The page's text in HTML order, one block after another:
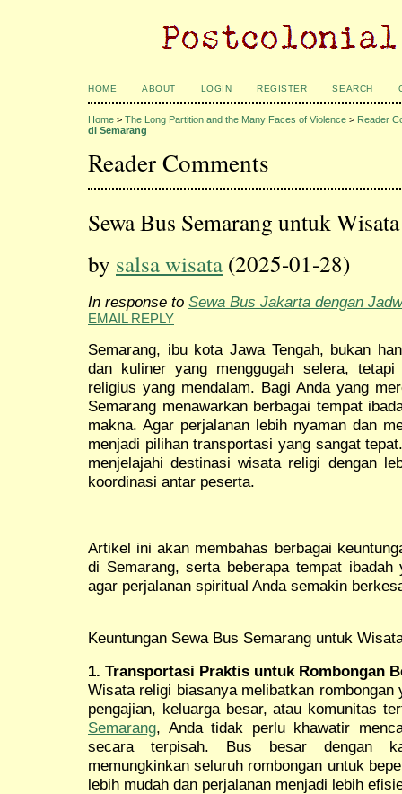
HOME ABOUT LOGIN REGISTER SEARCH
Home > The Long Partition and the Many Faces of Violence > Reader
di Semarang
Reader Comments
Sewa Bus Semarang untuk
by salsa wisata (2025-01-28)
In response to Sewa Bus Jakarta dengan
EMAIL REPLY
Semarang, ibu kota Jawa Tengah, bukan
dan kuliner yang menggugah selera,
religius yang mendalam. Bagi Anda yang
Semarang menawarkan berbagai tempat
makna. Agar perjalanan lebih nyaman dan
menjadi pilihan transportasi yang sangat
menjelajahi destinasi wisata religi dengan
koordinasi antar peserta.
Artikel ini akan membahas berbagai
di Semarang, serta beberapa tempat
agar perjalanan spiritual Anda semakin
Keuntungan Sewa Bus Semarang untuk
1. Transportasi Praktis untuk Rombongan
Wisata religi biasanya melibatkan
pengajian, keluarga besar, atau komunitas
Semarang, Anda tidak perlu khawatir
secara terpisah. Bus besar dengan
memungkinkan seluruh rombongan untuk
lebih mudah dan perjalanan menjadi lebih